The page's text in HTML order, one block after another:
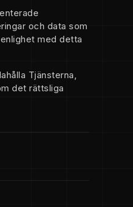
och data som
med detta
Tjänsterna,
det rättsliga